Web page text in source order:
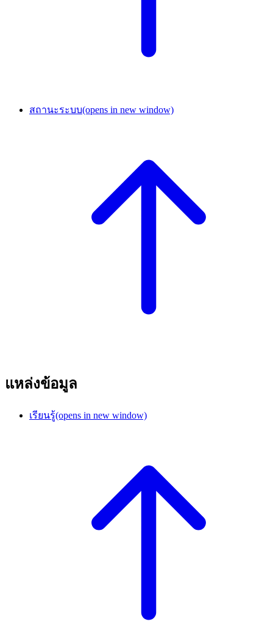
สถานะระบบ(opens in new window)
แหล่งข้อมูล
เรียนรู้(opens in new window)